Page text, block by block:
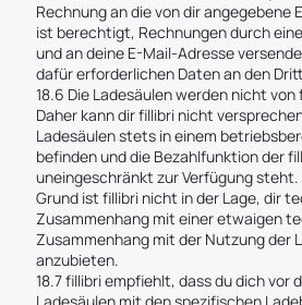
Rechnung an die von dir angegebene
ist berechtigt, Rechnungen durch
und an deine E-Mail-Adresse
dafür erforderlichen Daten an den
18.6 Die Ladesäulen werden nicht
Daher kann dir fillibri nicht
Ladesäulen stets in einem
befinden und die Bezahlfunktion der
uneingeschränkt zur Verfügung steht.
Grund ist fillibri nicht in der Lage, dir
Zusammenhang mit einer etwaigen
Zusammenhang mit der Nutzung der
anzubieten.
18.7 fillibri empfiehlt, dass du dich vor